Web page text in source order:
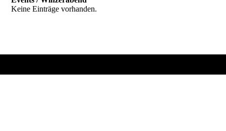
Keine Einträge vorhanden.